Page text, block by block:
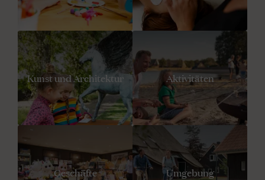
Kunst und Architektur Aktivitäten
Geschäfte Umgebung